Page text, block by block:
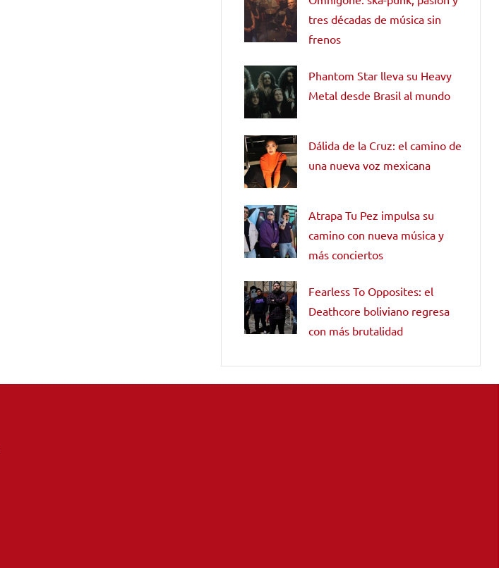
tres décadas de música sin
frenos
Phantom Star lleva su Heavy
Metal desde Brasil al mundo
Dálida de la Cruz: el camino de
una nueva voz mexicana
Atrapa Tu Pez impulsa su
camino con nueva música y
más conciertos
Fearless To Opposites: el
Deathcore boliviano regresa
con más brutalidad